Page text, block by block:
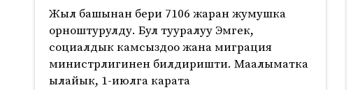
Жыл башынан бери 7106 жаран жумушка
орноштурулду. Бул тууралуу Эмгек,
социалдык камсыздоо жана миграция
министрлигинен билдиришти. Маалыматка
ылайык, 1-июлга карата